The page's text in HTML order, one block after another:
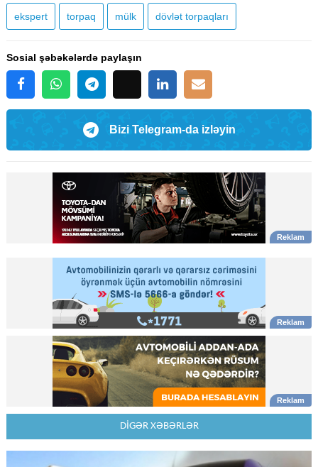
ekspert torpaq mülk dövlət torpaqları
Sosial şəbəkələrdə paylaşın
Bizi Telegram-da izləyin
DİGƏR XƏBƏRLƏR